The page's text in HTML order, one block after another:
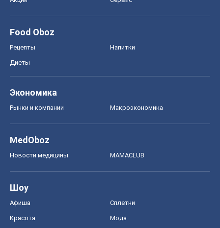
Food Oboz
Рецепты Напитки
Диеты
Экономика
Рынки и компании Mакроэкономика
MedOboz
Новости медицины MAMACLUB
Шоу
Афиша Сплетни
Красота Мода